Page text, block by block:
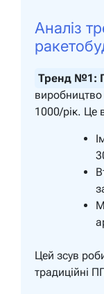
Аналіз
Тренд №1:
1000/рік. Це
Цей зсув
традиційні